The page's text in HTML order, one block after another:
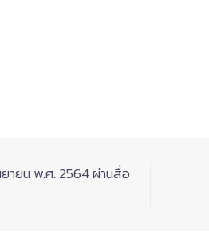
ายน พ.ศ. 2564 ผ่านสื่อ